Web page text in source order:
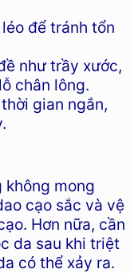
để tránh tổn
như trầy xước,
chân lông.
gian ngắn,
mong
cạo sắc và vệ
Hơn nữa, cần
da sau khi triệt
có thể xảy ra.